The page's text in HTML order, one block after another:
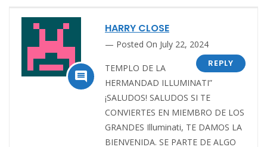

HARRY CLOSE
Posted On July 22, 2024
REPLY
TEMPLO DE LA
HERMANDAD ILLUMINATI”
¡SALUDOS! SALUDOS SI TE
CONVIERTES EN MIEMBRO DE LOS
GRANDES Illuminati, TE DAMOS LA
BIENVENIDA. SE PARTE DE ALGO